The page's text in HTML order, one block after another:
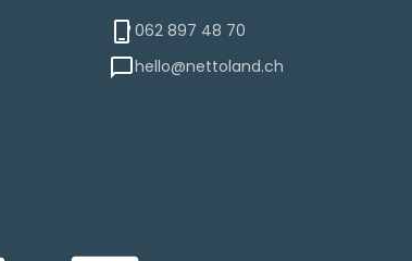
062 897 48 70
hello@nettoland.ch